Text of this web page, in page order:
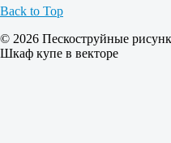
Back to Top
© 2026 Пескоструйные
Шкаф купе в векторе